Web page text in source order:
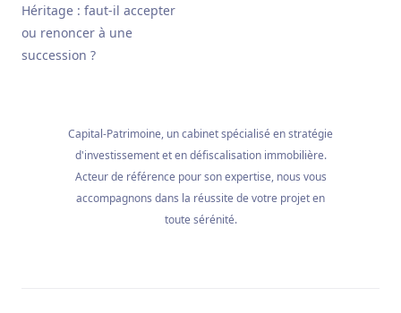
Héritage : faut-il accepter
ou renoncer à une
succession ?
Capital-Patrimoine, un cabinet spécialisé en stratégie
d'investissement et en défiscalisation immobilière.
Acteur de référence pour son expertise, nous vous
accompagnons dans la réussite de votre projet en
toute sérénité.